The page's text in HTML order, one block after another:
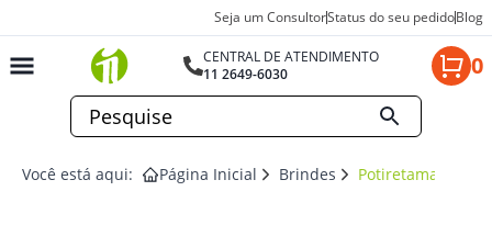
Seja um ConsultorStatus do seu pedidoBlog
CENTRAL DE ATENDIMENTO
11 2649-6030
0
Você está aqui: Página Inicial Brindes Potiretama